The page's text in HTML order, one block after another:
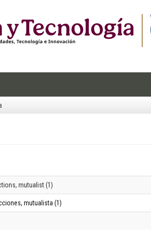
mutualist (1)
mutualista (1)